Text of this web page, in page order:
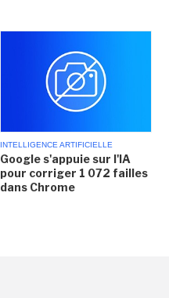
INTELLIGENCE ARTIFICIELLE
Google s'appuie sur l'IA
pour corriger 1 072 failles
dans Chrome